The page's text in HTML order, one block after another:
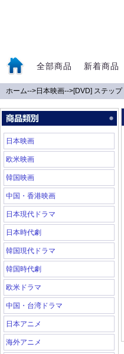
全部商品 新着商品
ホーム-->日本映画-->[DVD] ステップ
日本映画
欧米映画
韓国映画
中国・香港映画
日本現代ドラマ
日本時代劇
韓国現代ドラマ
韓国時代劇
欧米ドラマ
中国・台湾ドラマ
日本アニメ
海外アニメ